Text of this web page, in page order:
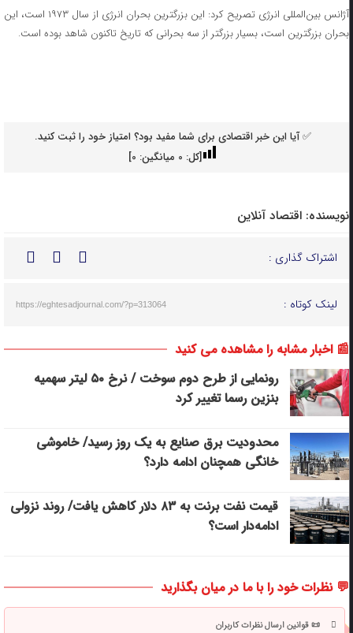
آژانس بین‌المللی انرژی تصریح کرد: این بزرگترین بحران انرژی از سال ۱۹۷۳ است، این
بحران بزرگترین است، بسیار بزرگتر از سه بحرانی که تاریخ تاکنون شاهد بوده است.
✅ آیا این خبر اقتصادی برای شما مفید بود؟ امتیاز خود را ثبت کنید.
[کل: 0میانگین: 0
]
نویسنده: اقتصاد آنلاین
اشتراک گذاری :
لینک کوتاه : https://eghtesadjournal.com/?p=313064
📰 اخبار مشابه را مشاهده می کنید
رونمایی از طرح دوم سوخت / نرخ ۵۰ لیتر سهمیه
بنزین رسما تغییر کرد
محدودیت برق صنایع به یک روز رسید/ خاموشی
خانگی همچنان ادامه دارد؟
قیمت نفت برنت به ۸۳ دلار کاهش یافت/ روند نزولی
ادامه‌دار است؟
💬 نظرات خود را با ما در میان بگذارید
📜 قوانین ارسال نظرات کاربران